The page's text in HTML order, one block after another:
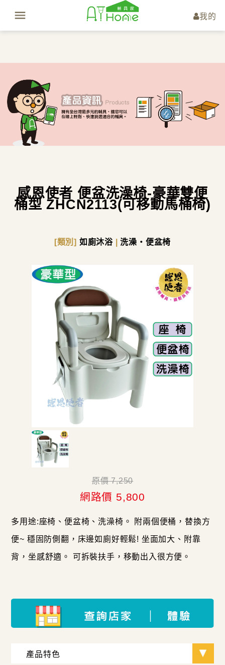
我的
感恩使者 便盆洗澡椅-豪華雙便
桶型 ZHCN2113(可移動馬桶椅)
[類別] 如廁沐浴|洗澡・便盆椅
原價 7,250
網路價 5,800
多用途:座椅、便盆椅、洗澡椅。 附兩個便桶，替換方
便~ 穩固防側翻，床邊如廁好輕鬆! 坐面加大、附靠
背，坐感舒適。 可拆裝扶手，移動出入很方便。